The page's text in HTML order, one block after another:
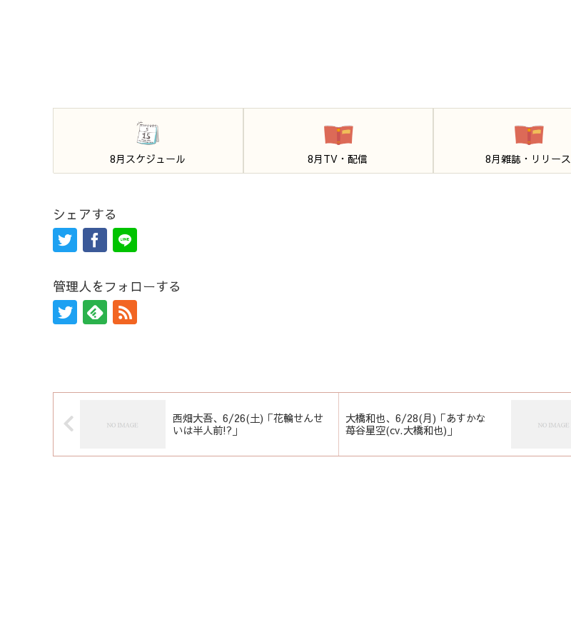
8月スケジュール 8月TV・配信 8月雑誌・リリース
シェアする
管理人をフォローする
西畑大吾、6/26(土)「花輪せんせ
いは半人前!?」
大橋和也、6/28(月)「あすかな
苺谷星空(cv.大橋和也)」